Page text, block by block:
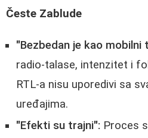
Česte Zablude
"Bezbedan je kao mobilni
radio-talase, intenzitet i
RTL-a nisu uporedivi sa
uređajima.
"Efekti su trajni": Proces